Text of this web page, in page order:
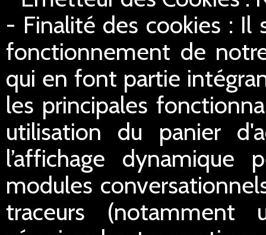
- Finalité des cookies : Il
fonctionnement de
qui en font partie
les principales
utilisation du panier
l’affichage dynamique
modules
traceurs (notamment